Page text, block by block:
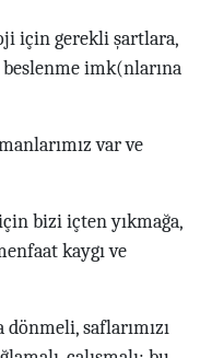
için gerekli şartlara,
beslenme imk(nlarına
var ve
bizi içten yıkmağa,
kaygı ve
saflarımızı